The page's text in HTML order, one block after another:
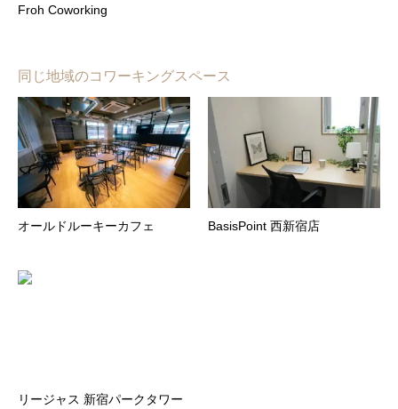
Froh Coworking
同じ地域のコワーキングスペース
オールドルーキーカフェ BasisPoint 西新宿店
リージャス 新宿パークタワー